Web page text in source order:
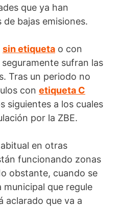
que ya han
bajas emisiones.
sin etiqueta o con
seguramente sufran las
Tras un periodo no
con etiqueta C
siguientes a los cuales
por la ZBE.
en otras
funcionando zonas
obstante, cuando se
municipal que regule
aclarado que va a